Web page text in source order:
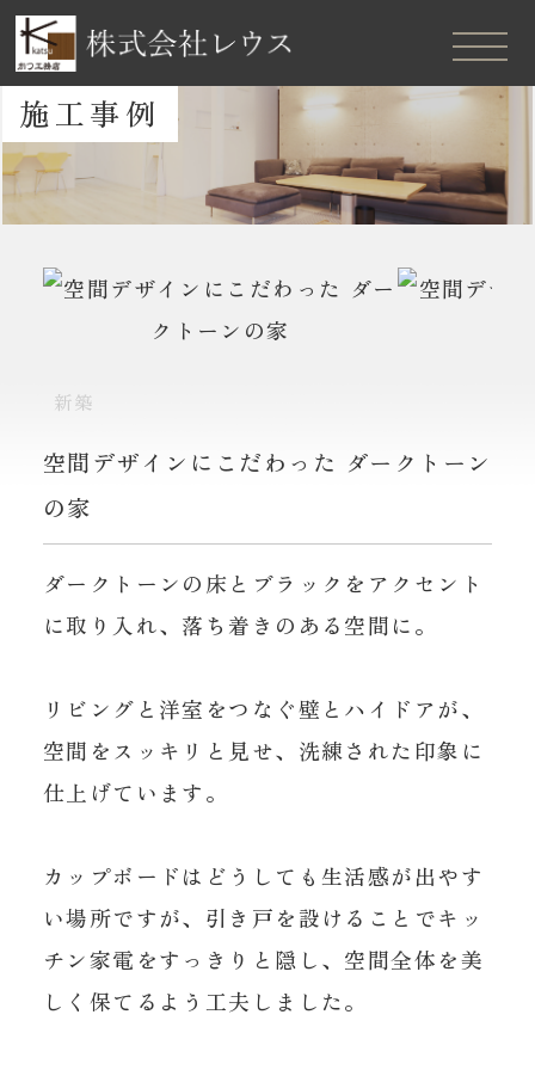
施工事例
新築
空間デザインにこだわった ダークトーン
の家
ダークトーンの床とブラックをアクセント
に取り入れ、落ち着きのある空間に。
リビングと洋室をつなぐ壁とハイドアが、
空間をスッキリと見せ、洗練された印象に
仕上げています。
カップボードはどうしても生活感が出やす
い場所ですが、引き戸を設けることでキッ
チン家電をすっきりと隠し、空間全体を美
しく保てるよう工夫しました。